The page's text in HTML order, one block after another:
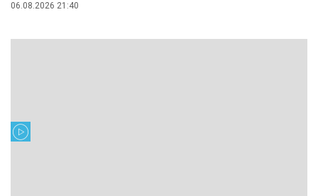
06.08.2026 21:40